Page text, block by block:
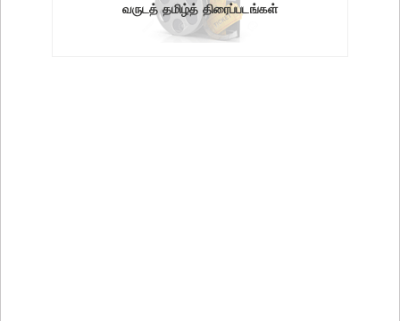
வருடத் தமிழ்த் திரைப்படங்கள்